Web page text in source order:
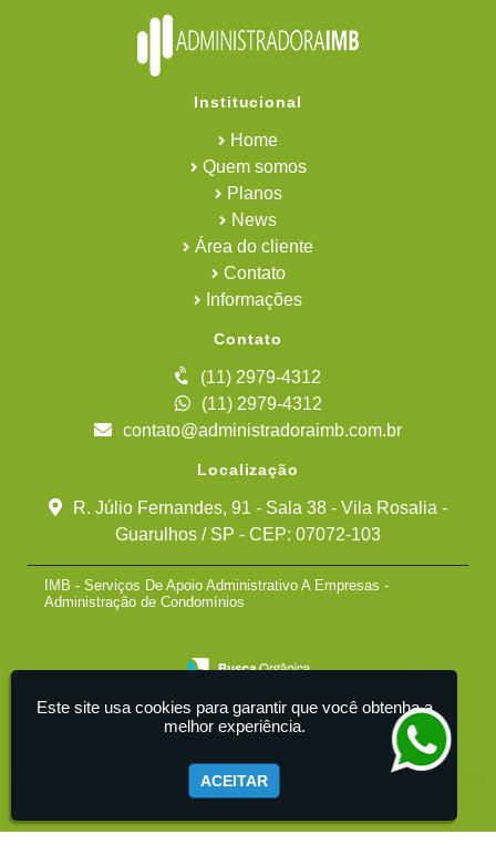
Institucional
Home
Quem somos
Planos
News
Área do cliente
Contato
Informações
Contato
(11) 2979-4312
(11) 2979-4312
contato@administradoraimb.com.br
Localização
R. Júlio Fernandes, 91 - Sala 38 - Vila Rosalia -
Guarulhos / SP - CEP: 07072-103
IMB - Serviços De Apoio Administrativo A Empresas -
Administração de Condomínios
Este site usa cookies para garantir que você obtenha a
melhor experiência.
ACEITAR